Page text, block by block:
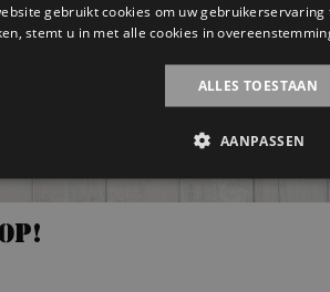
gebruikt cookies om uw
stemt u in met alle cookies in
ALLES TOESTAAN
AANPASSEN